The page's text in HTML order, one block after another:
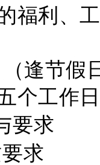
福利、
逢节假
个工作
要求
求